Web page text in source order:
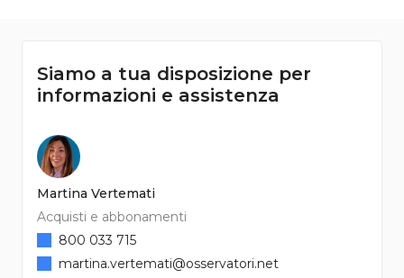
Siamo a tua disposizione per
informazioni e assistenza
Martina Vertemati
Acquisti e abbonamenti
800 033 715
martina.vertemati@osservatori.net